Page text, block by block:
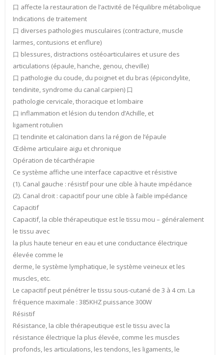
⼝ affecte la restauration de l’activité de l’équilibre métabolique
Indications de traitement
⼝ diverses pathologies musculaires (contracture, muscle
larmes, contusions et enflure)
⼝ blessures, distractions ostéoarticulaires et usure des
articulations (épaule, hanche, genou, cheville)
⼝ pathologie du coude, du poignet et du bras (épicondylite,
tendinite, syndrome du canal carpien) ⼝
pathologie cervicale, thoracique et lombaire
⼝ inflammation et lésion du tendon d’Achille, et
ligament rotulien
⼝ tendinite et calcination dans la région de l’épaule
Œdème articulaire aigu et chronique
Opération de técarthérapie
Ce système affiche une interface capacitive et résistive
(1). Canal gauche : résistif pour une cible à haute impédance
(2). Canal droit : capacitif pour une cible à faible impédance
Capacitif
Capacitif, la cible thérapeutique est le tissu mou – généralement
le tissu avec
la plus haute teneur en eau et une conductance électrique
élevée comme le
derme, le système lymphatique, le système veineux et les
muscles, etc.
Le capacitif peut pénétrer le tissu sous-cutané de 3 à 4 cm. La
fréquence maximale : 385KHZ puissance 300W
Résistif
Résistance, la cible thérapeutique est le tissu avec la
résistance électrique la plus élevée, comme les muscles
profonds, les articulations, les tendons, les ligaments, le